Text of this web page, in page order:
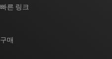
빠른 링크
구매